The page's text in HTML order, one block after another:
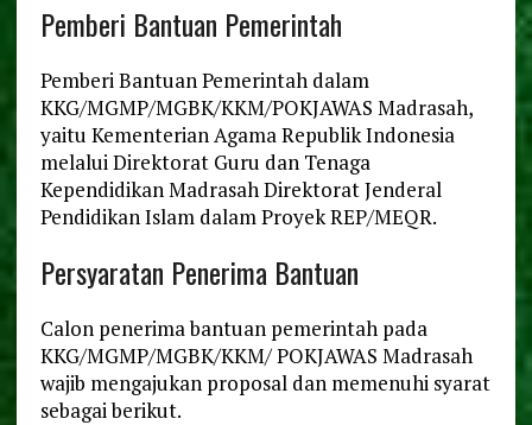
Pemberi Bantuan Pemerintah
Pemberi Bantuan Pemerintah dalam
KKG/MGMP/MGBK/KKM/POKJAWAS Madrasah,
yaitu Kementerian Agama Republik Indonesia
melalui Direktorat Guru dan Tenaga
Kependidikan Madrasah Direktorat Jenderal
Pendidikan Islam dalam Proyek REP/MEQR.
Persyaratan Penerima Bantuan
Calon penerima bantuan pemerintah pada
KKG/MGMP/MGBK/KKM/ POKJAWAS Madrasah
wajib mengajukan proposal dan memenuhi syarat
sebagai berikut.